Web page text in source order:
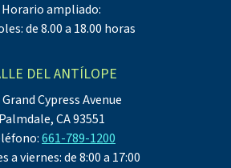
Horario ampliado:
de 8.00 a 18.00 horas
DEL ANTÍLOPE
Grand Cypress Avenue
Palmdale, CA 93551
661-789-1200
a viernes: de 8:00 a 17:00